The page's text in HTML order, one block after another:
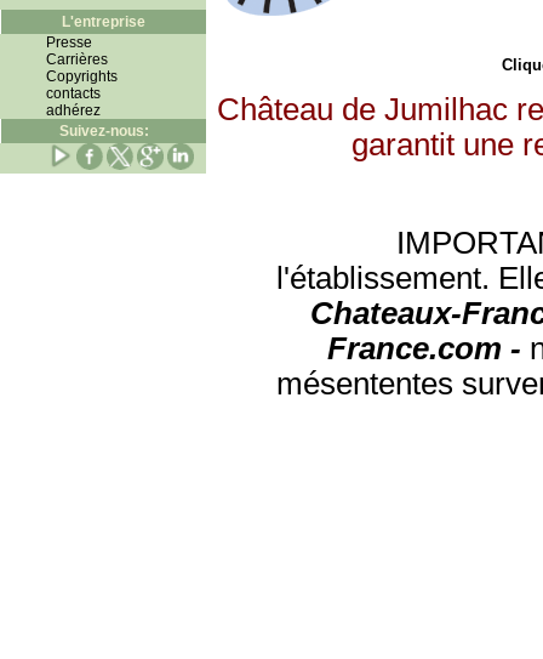
L'entreprise
Presse
Carrières
Copyrights
contacts
adhérez
Suivez-nous:
Château de Jumilhac
garantit une
l'établissement.
Chateaux-
France.com -
mésententes